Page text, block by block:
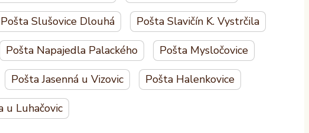
Pošta Slušovice Dlouhá Pošta Slavičín K. Vystrčila
Pošta Napajedla Palackého Pošta Mysločovice
Pošta Jasenná u Vizovic Pošta Halenkovice
u Luhačovic